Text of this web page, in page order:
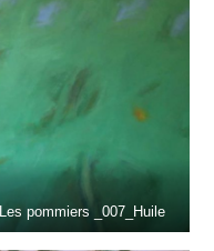
Les pommiers _007_Huile